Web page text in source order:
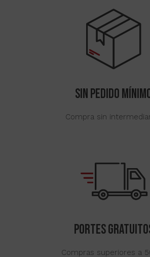
SIN Pedido
Compra sin
Portes
Compras superiores a